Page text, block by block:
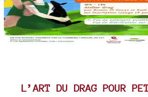
L’ART DU DRAG POUR